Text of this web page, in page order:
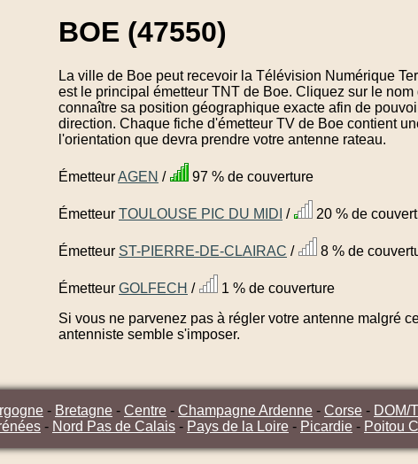
BOE (47550)
La ville de Boe peut recevoir la Télévision Numérique
est le principal émetteur TNT de Boe. Cliquez sur le
connaître sa position géographique exacte afin de
direction. Chaque fiche d'émetteur TV de Boe contient
l'orientation que devra prendre votre antenne rateau.
ÉmetteurAGEN / 97 % de couverture
Émetteur TOULOUSE PIC DU MIDI / 20 % de
Émetteur ST-PIERRE-DE-CLAIRAC / 8 % de
Émetteur GOLFECH /
1 % de couverture
Si vous ne parvenez pas à régler votre antenne malgré
antenniste semble s'imposer.
- Bretagne - Centre - Champagne Ardenne - Corse - DOM/
- Nord Pas de Calais - Pays de la Loire - Picardie - Poitou